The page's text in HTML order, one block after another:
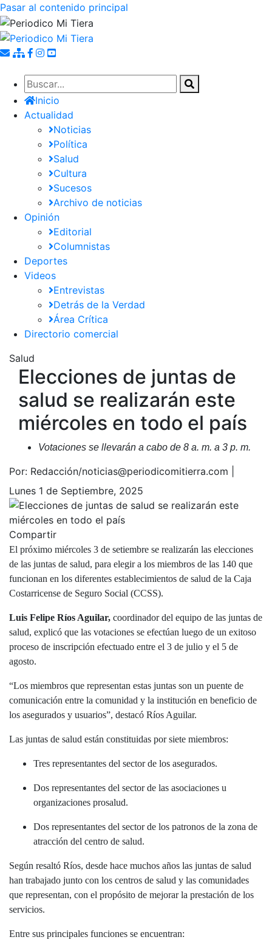
Pasar al contenido principal
Inicio
Actualidad
Noticias
Política
Salud
Cultura
Sucesos
Archivo de noticias
Opinión
Editorial
Columnistas
Deportes
Videos
Entrevistas
Detrás de la Verdad
Área Crítica
Directorio comercial
Salud
Elecciones de juntas de
salud se realizarán este
miércoles en todo el país
Votaciones se llevarán a cabo de 8 a. m. a 3 p. m.
Por: Redacción/noticias@periodicomitierra.com |
Lunes 1 de Septiembre, 2025
Compartir
El próximo miércoles 3 de setiembre se realizarán las elecciones
de las juntas de salud, para elegir a los miembros de las 140 que
funcionan en los diferentes establecimientos de salud de la Caja
Costarricense de Seguro Social (CCSS).
Luis Felipe Ríos Aguilar, coordinador del equipo de las juntas de
salud, explicó que las votaciones se efectúan luego de un exitoso
proceso de inscripción efectuado entre el 3 de julio y el 5 de
agosto.
“Los miembros que representan estas juntas son un puente de
comunicación entre la comunidad y la institución en beneficio de
los asegurados y usuarios”, destacó Ríos Aguilar.
Las juntas de salud están constituidas por siete miembros:
Tres representantes del sector de los asegurados.
Dos representantes del sector de las asociaciones u
organizaciones prosalud.
Dos representantes del sector de los patronos de la zona de
atracción del centro de salud.
Según resaltó Ríos, desde hace muchos años las juntas de salud
han trabajado junto con los centros de salud y las comunidades
que representan, con el propósito de mejorar la prestación de los
servicios.
Entre sus principales funciones se encuentran: